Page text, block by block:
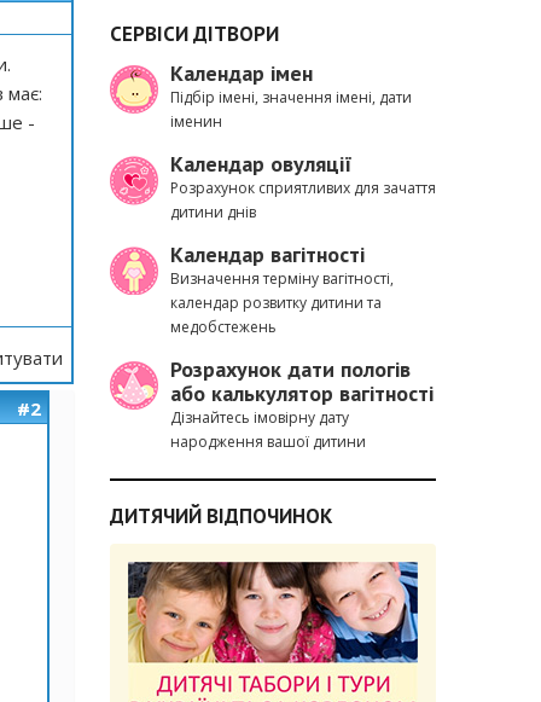
має:
-
#2
СЕРВІСИ ДІТВОРИ
Календар імен
Підбір імені, значення імені, дати
іменин
Календар овуляції
Розрахунок сприятливих для зачаття
дитини днів
Календар вагітності
Визначення терміну вагітності,
календар розвитку дитини та
медобстежень
Розрахунок дати пологів
або калькулятор вагітності
Дізнайтесь імовірну дату
народження вашої дитини
ДИТЯЧИЙ ВІДПОЧИНОК